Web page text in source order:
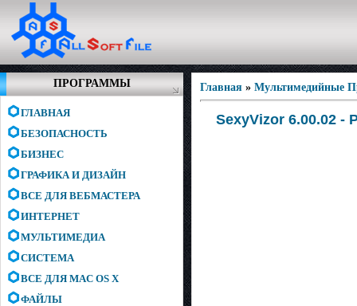
ПРОГРАММЫ
ГЛАВНАЯ
БЕЗОПАСНОСТЬ
БИЗНЕС
ГРАФИКА И ДИЗАЙН
ВСЕ ДЛЯ ВЕБМАСТЕРА
ИНТЕРНЕТ
МУЛЬТИМЕДИА
СИСТЕМА
ВСЕ ДЛЯ MAC OS X
ФАЙЛЫ
Главная » Мультимедийные
SexyVizor 6.00.02 -